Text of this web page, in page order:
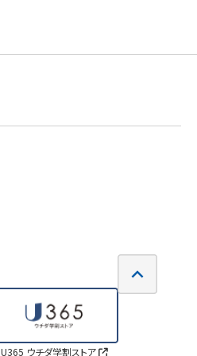
U365 ウチダ学割ストア